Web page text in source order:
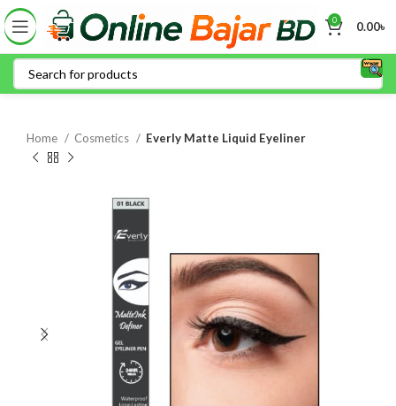
0 0.00৳
Home Cosmetics Everly Matte Liquid Eyeliner